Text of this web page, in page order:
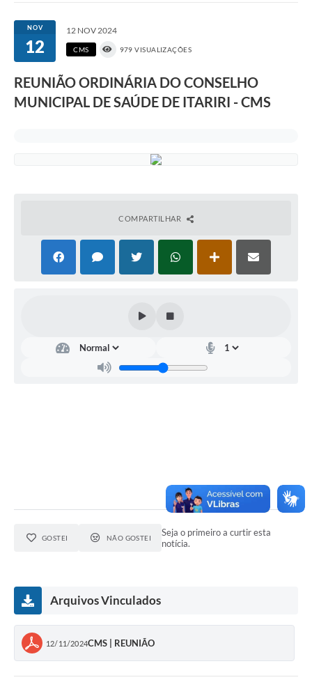
NOV
12
12 NOV 2024
CMS 979 VISUALIZAÇÕES
REUNIÃO ORDINÁRIA DO CONSELHO
MUNICIPAL DE SAÚDE DE ITARIRI - CMS
COMPARTILHAR
GOSTEI NÃO GOSTEI
Seja o primeiro a curtir esta
notícia.
Arquivos Vinculados
12/11/2024CMS | REUNIÃO